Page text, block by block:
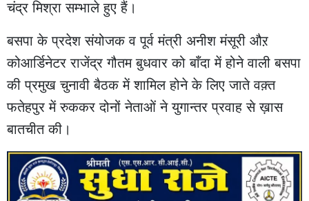
चंद्र मिश्रा सम्भाले हुए हैं।
बसपा के प्रदेश संयोजक व पूर्व मंत्री अनीश मंसूरी औऱ
कोआर्डिनेटर राजेंद्र गौतम बुधवार को बाँदा में होने वाली बसपा
की प्रमुख चुनावी बैठक में शामिल होने के लिए जाते वक़्त
फतेहपुर में रुककर दोनों नेताओं ने युगान्तर प्रवाह से ख़ास
बातचीत की।